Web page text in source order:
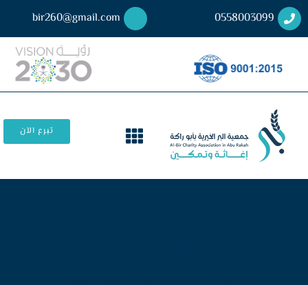
0558003099
bir260@gmail.com
تبرع الآن